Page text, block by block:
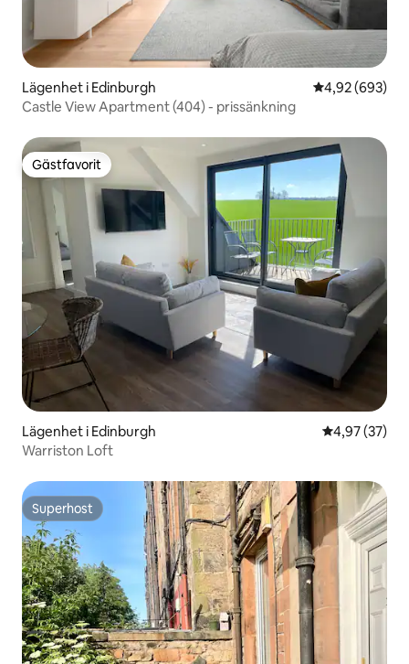
Lägenhet i Edinburgh 4,92 av 5 i
4,92 (693)
Castle View Apartment (404) - prissänkning
Gästfavorit
Gästfavorit
Lägenhet i Edinburgh 4,97 av 5 i
4,97 (37)
Warriston Loft
Superhost
Superhost